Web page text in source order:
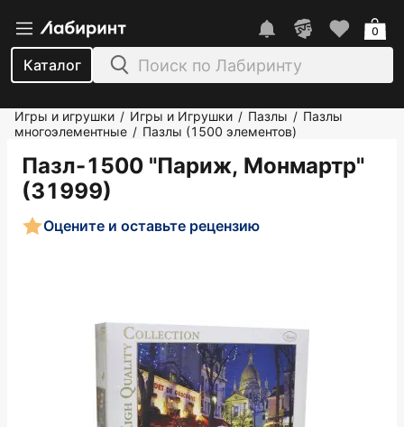
Каталог
0
Игры и игрушки / Игры и Игрушки / Пазлы / Пазлы
многоэлементные / Пазлы (1500 элементов)
Пазл-1500 "Париж, Монмартр"
(31999)
Оцените и оставьте рецензию